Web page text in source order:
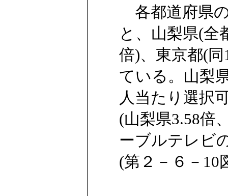
各都道府県
と、山梨県(全
倍)、東京都(
ている。山梨
人当たり選択
(山梨県3.58倍
ーブルテレビ
(第２－６－10